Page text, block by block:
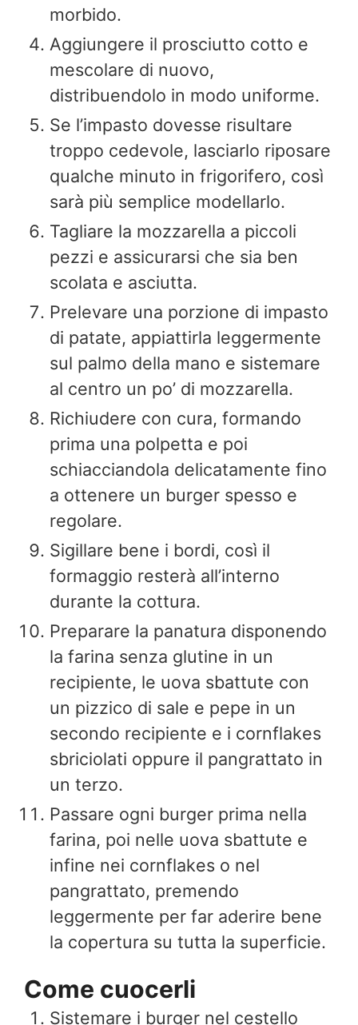
morbido.
Aggiungere il prosciutto cotto e
mescolare di nuovo,
distribuendolo in modo uniforme.
Se l’impasto dovesse risultare
troppo cedevole, lasciarlo riposare
qualche minuto in frigorifero, così
sarà più semplice modellarlo.
Tagliare la mozzarella a piccoli
pezzi e assicurarsi che sia ben
scolata e asciutta.
Prelevare una porzione di impasto
di patate, appiattirla leggermente
sul palmo della mano e sistemare
al centro un po’ di mozzarella.
Richiudere con cura, formando
prima una polpetta e poi
schiacciandola delicatamente fino
a ottenere un burger spesso e
regolare.
Sigillare bene i bordi, così il
formaggio resterà all’interno
durante la cottura.
Preparare la panatura disponendo
la farina senza glutine in un
recipiente, le uova sbattute con
un pizzico di sale e pepe in un
secondo recipiente e i cornflakes
sbriciolati oppure il pangrattato in
un terzo.
Passare ogni burger prima nella
farina, poi nelle uova sbattute e
infine nei cornflakes o nel
pangrattato, premendo
leggermente per far aderire bene
la copertura su tutta la superficie.
Come cuocerli
Sistemare i burger nel cestello